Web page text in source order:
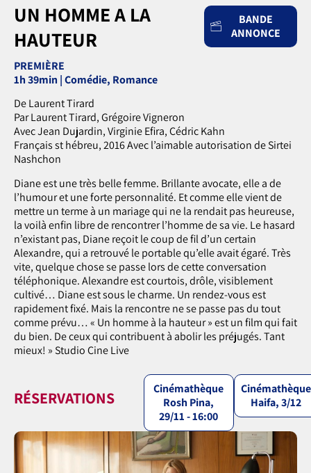
UN HOMME A LA
HAUTEUR
BANDE
ANNONCE
PREMIÈRE
1h 39min | Comédie, Romance
De Laurent Tirard
Par Laurent Tirard, Grégoire Vigneron
Avec Jean Dujardin, Virginie Efira, Cédric Kahn
Français st hébreu, 2016 Avec l’aimable autorisation de Sirtei
Nashchon
Diane est une très belle femme. Brillante avocate, elle a de
l’humour et une forte personnalité. Et comme elle vient de
mettre un terme à un mariage qui ne la rendait pas heureuse,
la voilà enfin libre de rencontrer l’homme de sa vie. Le hasard
n’existant pas, Diane reçoit le coup de fil d’un certain
Alexandre, qui a retrouvé le portable qu’elle avait égaré. Très
vite, quelque chose se passe lors de cette conversation
téléphonique. Alexandre est courtois, drôle, visiblement
cultivé… Diane est sous le charme. Un rendez-vous est
rapidement fixé. Mais la rencontre ne se passe pas du tout
comme prévu… « Un homme à la hauteur » est un film qui fait
du bien. De ceux qui contribuent à abolir les préjugés. Tant
mieux! » Studio Cine Live
RÉSERVATIONS
Cinémathèque
Rosh Pina,
29/11 - 16:00
Cinémathèque
Haifa, 3/12